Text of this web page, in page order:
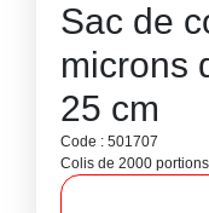
Sac de
microns
25 cm
Code : 501707
Colis de 2000 portions